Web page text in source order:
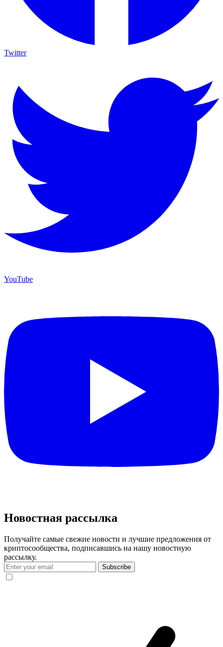
Twitter
YouTube
Новостная рассылка
Получайте самые свежие новости и лучшие предложения от
криптосообщества, подписавшись на нашу новостную
рассылку.
Subscribe